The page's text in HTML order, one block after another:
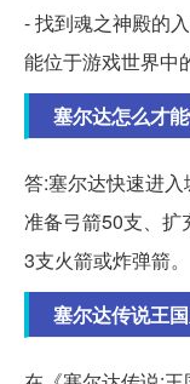
- 找到魂之神殿的
能位于游戏世界中
塞尔达怎么才
答:塞尔达快速进
准备弓箭50支、扩
3支火箭或炸弹箭
塞尔达传说王